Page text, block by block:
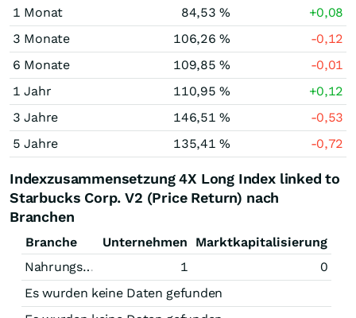
1 Monat 84,53 %
+0,08
3 Monate
106,26 %
-0,12
6 Monate
109,85 %
-0,01
1 Jahr
110,95 %
+0,12
3 Jahre
146,51 %
-0,53
5 Jahre
135,41 % -0,72
Indexzusammensetzung 4X Long Index linked to
Starbucks Corp. V2 (Price Return) nach
Branchen
Branche Unternehmen
Marktkapitalisierung
Nahrungsmittel
1
0
Es wurden keine Daten gefunden